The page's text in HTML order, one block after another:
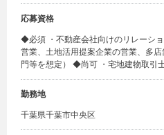
応募資格
◆必須 ・不動産会社向けのリレーシ
営業、土地活用提案企業の営業、多
門等を想定） ◆尚可 ・宅地建物取引
勤務地
千葉県千葉市中央区